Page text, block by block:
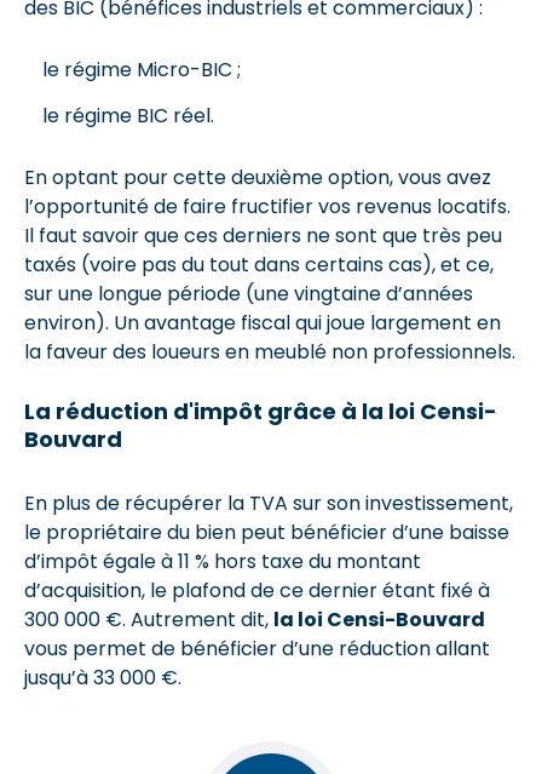
des BIC (bénéfices industriels et commerciaux) :
le régime Micro-BIC ;
le régime BIC réel.
En optant pour cette deuxième option, vous avez
l’opportunité de faire fructifier vos revenus locatifs.
Il faut savoir que ces derniers ne sont que très peu
taxés (voire pas du tout dans certains cas), et ce,
sur une longue période (une vingtaine d’années
environ). Un avantage fiscal qui joue largement en
la faveur des loueurs en meublé non professionnels.
La réduction d'impôt grâce à la loi Censi-
Bouvard
En plus de récupérer la TVA sur son investissement,
le propriétaire du bien peut bénéficier d’une baisse
d’impôt égale à 11 % hors taxe du montant
d’acquisition, le plafond de ce dernier étant fixé à
300 000 €. Autrement dit, la loi Censi-Bouvard
vous permet de bénéficier d’une réduction allant
jusqu’à 33 000 €.